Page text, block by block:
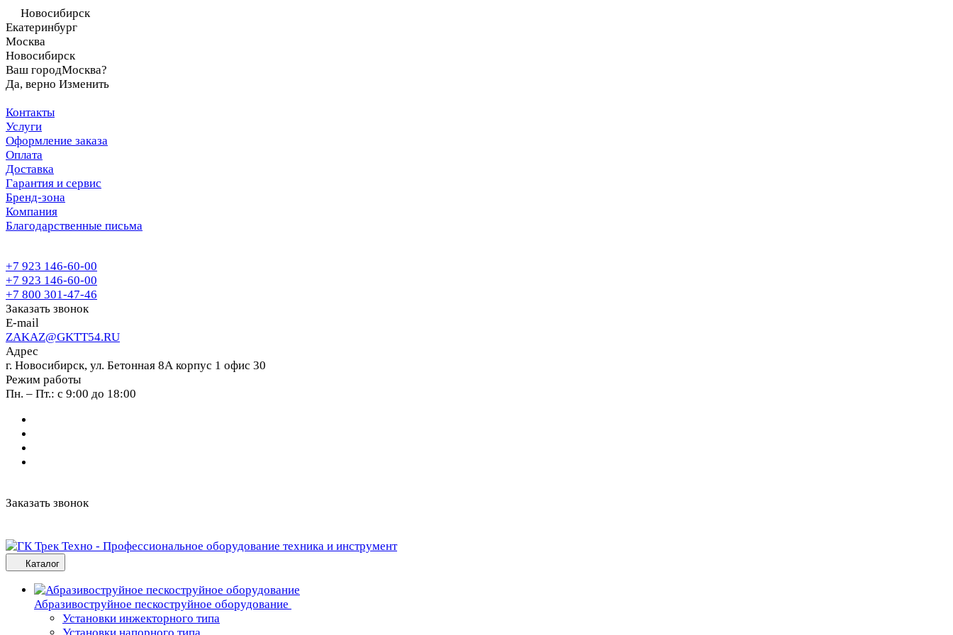
Новосибирск
Екатеринбург
Москва
Новосибирск
Ваш городМосква?
Да, верно Изменить
Контакты
Услуги
Оформление заказа
Оплата
Доставка
Гарантия и сервис
Бренд-зона
Компания
Благодарственные письма
+7 923 146-60-00
+7 923 146-60-00
+7 800 301-47-46
Заказать звонок
E-mail
ZAKAZ@GKTT54.RU
Адрес
г. Новосибирск, ул. Бетонная 8А корпус 1 офис 30
Режим работы
Пн. – Пт.: с 9:00 до 18:00
Заказать звонок
Каталог
Абразивоструйное пескоструйное оборудование
Установки инжекторного типа